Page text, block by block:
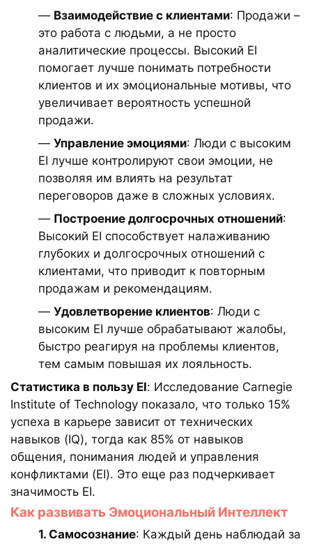
— Взаимодействие с клиентами: Продажи –
это работа с людьми, а не просто
аналитические процессы. Высокий EI
помогает лучше понимать потребности
клиентов и их эмоциональные мотивы, что
увеличивает вероятность успешной
продажи.
— Управление эмоциями: Люди с высоким
EI лучше контролируют свои эмоции, не
позволяя им влиять на результат
переговоров даже в сложных условиях.
— Построение долгосрочных отношений:
Высокий EI способствует налаживанию
глубоких и долгосрочных отношений с
клиентами, что приводит к повторным
продажам и рекомендациям.
— Удовлетворение клиентов: Люди с
высоким EI лучше обрабатывают жалобы,
быстро реагируя на проблемы клиентов,
тем самым повышая их лояльность.
Статистика в пользу EI: Исследование Carnegie
Institute of Technology показало, что только 15%
успеха в карьере зависит от технических
навыков (IQ), тогда как 85% от навыков
общения, понимания людей и управления
конфликтами (EI). Это еще раз подчеркивает
значимость EI.
Как развивать Эмоциональный Интеллект
1. Самосознание: Каждый день наблюдай за